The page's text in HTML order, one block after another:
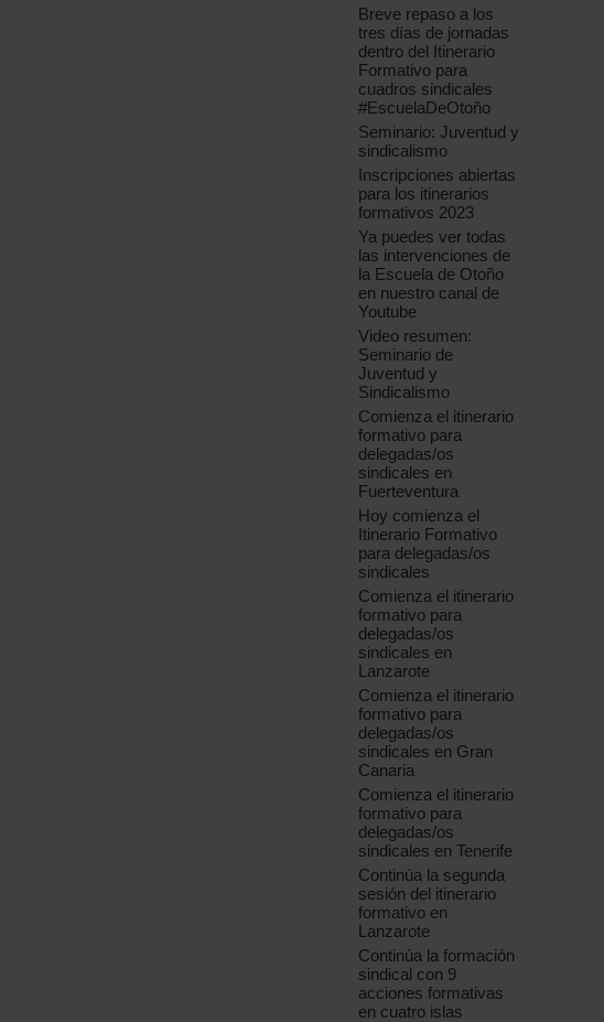
Breve repaso a los
tres días de jornadas
dentro del Itinerario
Formativo para
cuadros sindicales
#EscuelaDeOtoño
Seminario: Juventud y
sindicalismo
Inscripciones abiertas
para los itinerarios
formativos 2023
Ya puedes ver todas
las intervenciones de
la Escuela de Otoño
en nuestro canal de
Youtube
Video resumen:
Seminario de
Juventud y
Sindicalismo
Comienza el itinerario
formativo para
delegadas/os
sindicales en
Fuerteventura
Hoy comienza el
Itinerario Formativo
para delegadas/os
sindicales
Comienza el itinerario
formativo para
delegadas/os
sindicales en
Lanzarote
Comienza el itinerario
formativo para
delegadas/os
sindicales en Gran
Canaria
Comienza el itinerario
formativo para
delegadas/os
sindicales en Tenerife
Continúa la segunda
sesión del itinerario
formativo en
Lanzarote
Continúa la formación
sindical con 9
acciones formativas
en cuatro islas